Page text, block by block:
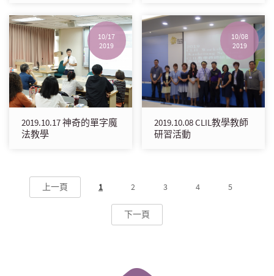
10/17
2019
2019.10.17 神奇的單字魔
法教學
10/08
2019
2019.10.08 CLIL教學教師
研習活動
上一頁 1 2 3 4 5
下一頁